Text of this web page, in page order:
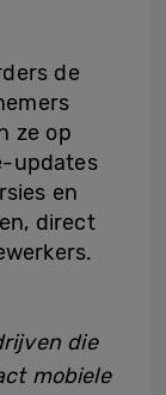
de
ze op
updates
en
direct
die
mobiele